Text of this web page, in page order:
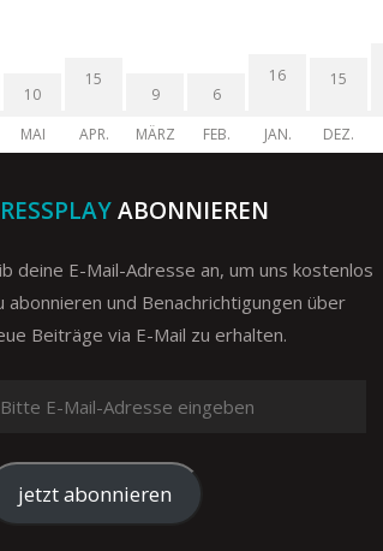
10
MAI
15
APR.
9
MÄRZ
6
FEB.
16
JAN.
15
DEZ.
ABONNIEREN
deine E-Mail-Adresse an, um uns kostenlos
abonnieren und Benachrichtigungen über
Beiträge via E-Mail zu erhalten.
jetzt abonnieren